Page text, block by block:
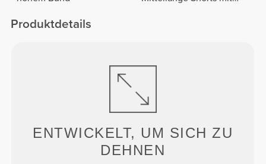
Produktdetails
ENTWICKELT, UM SICH ZU
DEHNEN